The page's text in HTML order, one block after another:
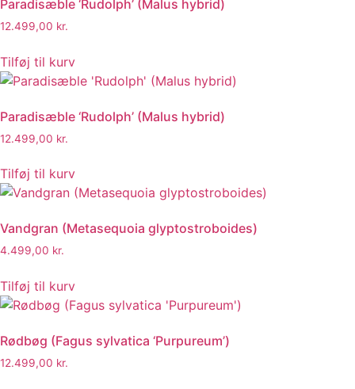
Paradisæble ‘Rudolph’ (Malus hybrid)
12.499,00 kr.
Tilføj til kurv
Paradisæble ‘Rudolph’ (Malus hybrid)
12.499,00 kr.
Tilføj til kurv
Vandgran (Metasequoia glyptostroboides)
4.499,00 kr.
Tilføj til kurv
Rødbøg (Fagus sylvatica ‘Purpureum’)
12.499,00 kr.